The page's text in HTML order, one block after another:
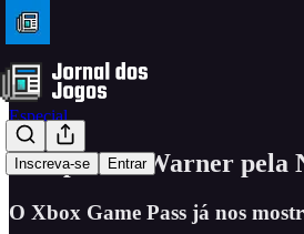
Inscreva-se Entrar
Especial
Compra da Warner pela
O Xbox Game Pass já nos